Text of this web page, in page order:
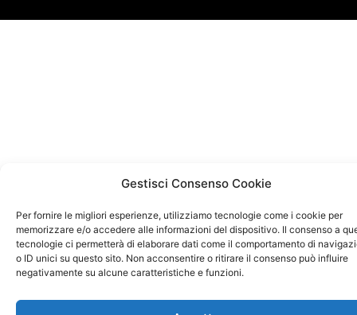
Gestisci Consenso Cookie
Per fornire le migliori esperienze, utilizziamo tecnologie come i cookie per
memorizzare e/o accedere alle informazioni del dispositivo. Il consenso a
tecnologie ci permetterà di elaborare dati come il comportamento di
o ID unici su questo sito. Non acconsentire o ritirare il consenso può influire
negativamente su alcune caratteristiche e funzioni.